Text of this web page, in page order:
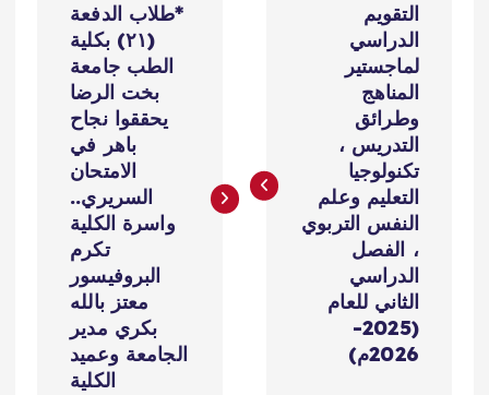
ص
التقويم
الدراسي
لماجستير
المناهج
وطرائق
التدريس ،
تكنولوجيا
التعليم وعلم
النفس التربوي
، الفصل
الدراسي
الثاني للعام
(2025-
2026م)
*طلاب الدفعة
(٢١) بكلية
الطب جامعة
بخت الرضا
يحققوا نجاح
باهر في
الامتحان
السريري..
واسرة الكلية
تكرم
البروفيسور
معتز بالله
بكري مدير
الجامعة وعميد
الكلية